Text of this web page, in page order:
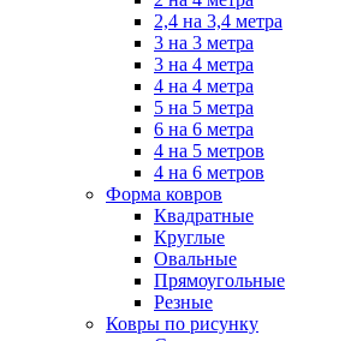
2,4 на 3,4 метра
3 на 3 метра
3 на 4 метра
4 на 4 метра
5 на 5 метра
6 на 6 метра
4 на 5 метров
4 на 6 метров
Форма ковров
Квадратные
Круглые
Овальные
Прямоугольные
Резные
Ковры по рисунку